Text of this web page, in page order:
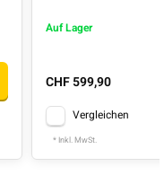
Auf Lager
CHF 599,90
Vergleichen
* Inkl. MwSt.